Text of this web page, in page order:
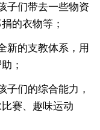
们带去一些物资
的衣物等；
的支教体系，用
；
们的综合能力，
赛、趣味运动